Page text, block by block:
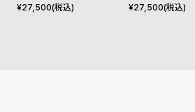
グ
て
ク
¥27,500(税込)
ン
¥27,500(税込)